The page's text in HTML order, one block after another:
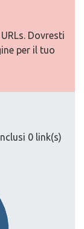
Dovresti
per il tuo
0 link(s)